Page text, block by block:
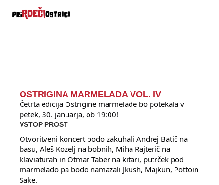
OSTRIGINA MARMELADA VOL. IV
Četrta edicija Ostrigine marmelade bo potekala v
petek, 30. januarja, ob 19:00!
VSTOP PROST
Otvoritveni koncert bodo zakuhali Andrej Batič na
basu, Aleš Kozelj na bobnih, Miha Rajterič na
klaviaturah in Otmar Taber na kitari, putrček pod
marmelado pa bodo namazali Jkush, Majkun, Pottoin
Sake.